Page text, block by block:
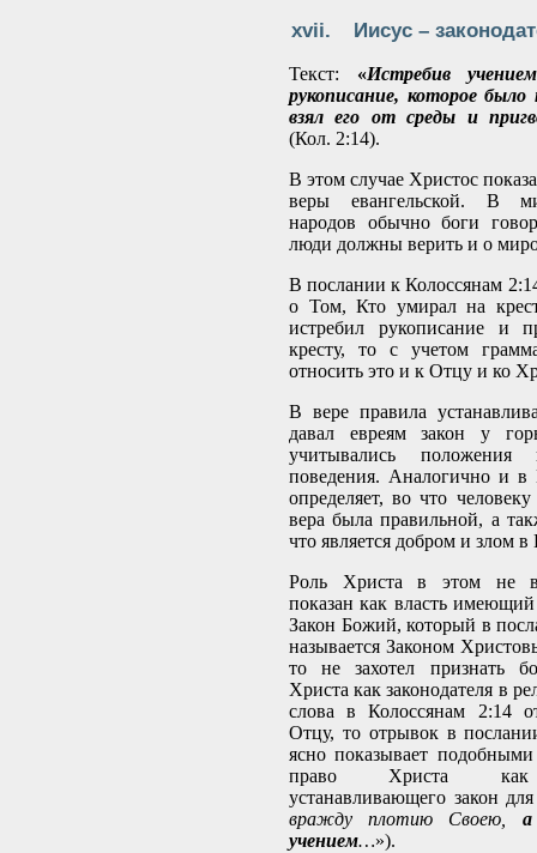
Иисус –
Текст: «Истребив
рукописание, которое
взял его от среды и
(Кол. 2:14).
В этом случае Христос
веры евангельской. В
народов обычно боги
люди должны верить и о
В послании к Колоссянам
о Том, Кто умирал на
истребил рукописание и
кресту, то с учетом
относить это и к Отцу и ко
В вере правила
давал евреям закон у
учитывались
поведения. Аналогично и в
определяет, во что
вера была правильной, а
что является добром и злом в
Роль Христа в этом не
показан как власть имеющий
Закон Божий, который в
называется Законом
то не захотел признать
Христа как законодателя в
слова в Колоссянам 2:14
Отцу, то отрывок в
ясно показывает
право Христа как
устанавливающего закон
вражду плотию Своею, а
учением…»).